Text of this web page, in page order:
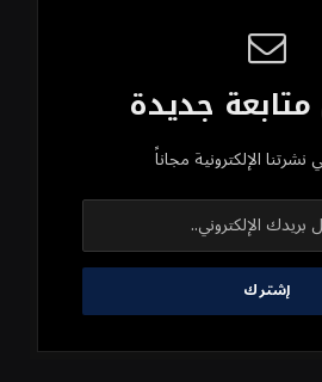
جديدة
الإلكترونية مجاناً